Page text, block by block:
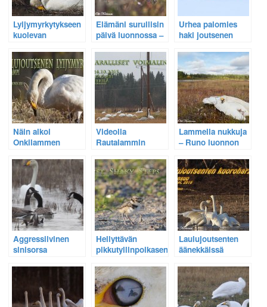
Lyijymyrkytykseen
kuolevan
viimeinen
elinviikko videolla
Elämäni surullisin
päivä luonnossa –
lyijymyrkytyksen
uhria lisää
Onkilammella
Urhea palomies
haki joutsenen
jokea – Katso
tapahtuma
videolta.
Näin alkoi
Onkilammen
kuolemaan tänä
vuonna johtanut
lyijymyrkytystragedia
Videolla
Rautalammin
vaaralliset
sähkölangat ja
loukkaantuneen
laulujoutsenen
iltakävely
Lammella nukkuja
– Runo luonnon
lepäävästä
laulujoutsenesta
Aggressiivinen
sinisorsa
kanadanhanhet
Hellyttävän
pikkutyllinpoikasen
ensiaskeleet –
Katso video
Laulujoutsenten
äänekkäissä
on menoa ja
meininkiä